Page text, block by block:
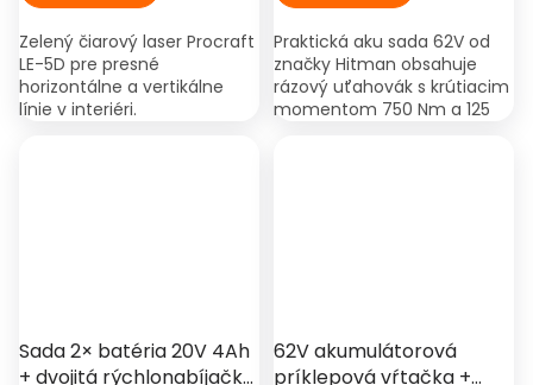
Zelený čiarový laser Procraft
LE-5D pre presné
horizontálne a vertikálne
línie v interiéri.
Praktická aku sada 62V od
značky Hitman obsahuje
rázový uťahovák s krútiacim
momentom 750 Nm a 125
Sada 2× batéria 20V 4Ah
+ dvojitá rýchlonabíjačka
62V akumulátorová
príklepová vŕtačka +